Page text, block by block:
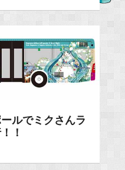
ルでミクさんラ
！